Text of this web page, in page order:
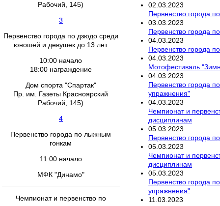
Рабочий, 145)
3
Первенство города по дзюдо среди
юношей и девушек до 13 лет
10:00 начало
18:00 награждение
Дом спорта "Спартак"
Пр. им. Газеты Красноярский
Рабочий, 145)
4
Первенство города по лыжным
гонкам
11:00 начало
МФК "Динамо"
Чемпионат и первенство по
02 03 2023
Первенство города
03 03 2023
Первенство города
04 03 2023
Первенство города
04 03 2023
Мотофестиваль
04 03 2023
Первенство города
упражнения"
04 03 2023
Чемпионат и
дисциплинам
05 03 2023
Первенство города
05 03 2023
Чемпионат и
дисциплинам
05 03 2023
Первенство города
упражнения"
11 03 2023